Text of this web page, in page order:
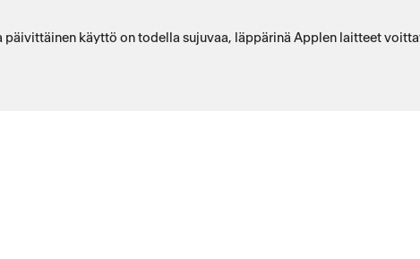
käyttö on todella sujuvaa, läppärinä Applen laitteet